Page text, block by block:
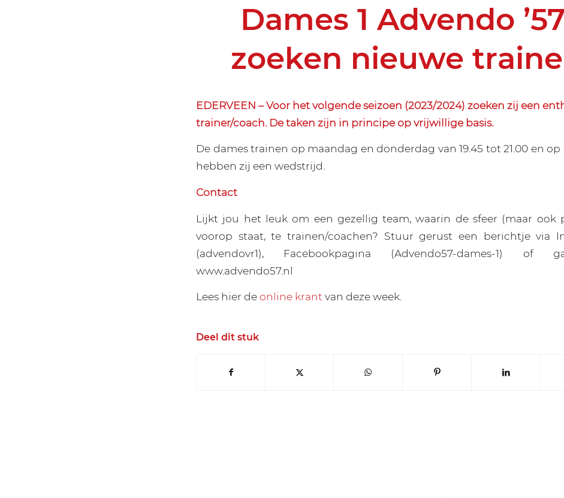
Dames 1 Advendo ’57
zoeken nieuwe
EDERVEEN – Voor het volgende seizoen (2023/2024) zoeken zij een
trainer/coach. De taken zijn in principe op vrijwillige basis.
De dames trainen op maandag en donderdag van 19.45 tot 21.00 en op
hebben zij een wedstrijd.
Contact
Lijkt jou het leuk om een gezellig team, waarin de sfeer (maar ook
voorop staat, te trainen/coachen? Stuur gerust een berichtje via
(advendovr1), Facebookpagina (Advendo57-dames-1) of
www.advendo57.nl
Lees hier deonline krant van deze week.
Deel dit stuk